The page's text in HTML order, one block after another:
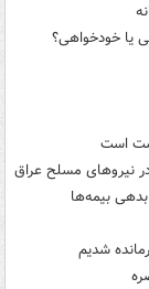
یا خودخواهی؟
است
نیروهای مسلح عراق
بیمه‌ها